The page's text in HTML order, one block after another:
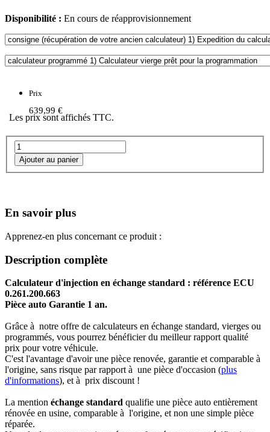
Disponibilité : En cours de réapprovisionnement
Prix
639,99 €
Les prix sont affichés TTC.
En savoir plus
Apprenez-en plus concernant ce produit :
Description complète
Calculateur d'injection en échange standard : référence ECU
0.261.200.663
Pièce auto Garantie 1 an.
Grâce à notre offre de calculateurs en échange standard, vierges ou
programmés, vous pourrez bénéficier du meilleur rapport qualité
prix pour votre véhicule.
C'est l'avantage d'avoir une pièce renovée, garantie et comparable à
l'origine, sans risque par rapport à une pièce d'occasion (plus
d'informations), et à prix discount !
La mention échange standard qualifie une pièce auto entièrement
rénovée en usine, comparable à l'origine, et non une simple pièce
réparée.